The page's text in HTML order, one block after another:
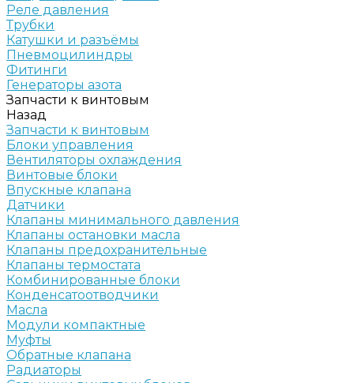
Реле давления
Трубки
Катушки и разъёмы
Пневмоцилиндры
Фитинги
Генераторы азота
Запчасти к винтовым
Назад
Запчасти к винтовым
Блоки управления
Вентиляторы охлаждения
Винтовые блоки
Впускные клапана
Датчики
Клапаны минимального давления
Клапаны остановки масла
Клапаны предохранительные
Клапаны термостата
Комбинированные блоки
Конденсатоотводчики
Масла
Модули компактные
Муфты
Обратные клапана
Радиаторы